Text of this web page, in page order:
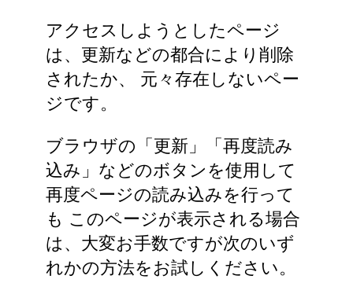
アクセスしようとしたページ
は、更新などの都合により削除
されたか、
元々存在しないペー
ジです。
ブラウザの「更新」「再度読み
込み」などのボタンを使用して
再度ページの読み込みを行って
も このページが表示される場合
は、大変お手数ですが次のいず
れかの方法をお試しください。